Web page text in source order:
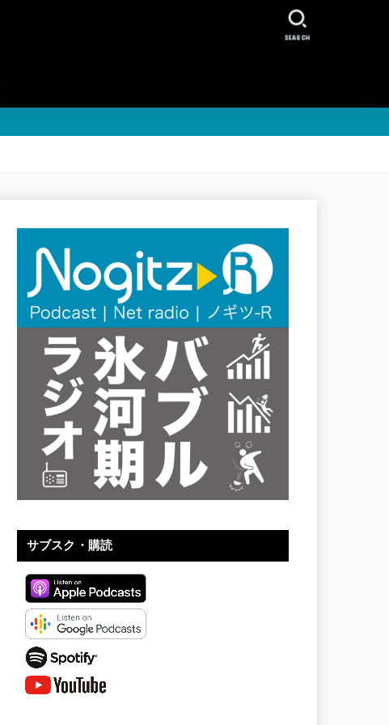
SEARCH
サブスク・購読